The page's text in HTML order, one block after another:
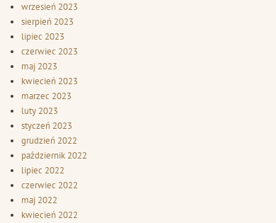
wrzesień 2023
sierpień 2023
lipiec 2023
czerwiec 2023
maj 2023
kwiecień 2023
marzec 2023
luty 2023
styczeń 2023
grudzień 2022
październik 2022
lipiec 2022
czerwiec 2022
maj 2022
kwiecień 2022